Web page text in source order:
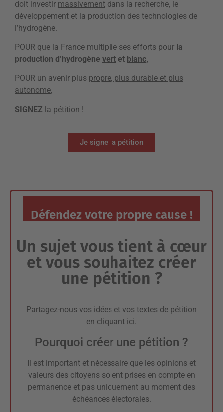
doit investir massivement dans la recherche, le
développement et la production des technologies de
l’hydrogène.
POUR que la France multiplie ses efforts pour la
production d’hydrogène vert et blanc,
POUR un avenir plus propre, plus durable et plus
autonome,
SIGNEZ la pétition !
Je signe la pétition
Défendez votre propre cause !
Un sujet vous tient à cœur
et vous souhaitez créer
une pétition ?
Partagez-nous vos idées et vos textes de pétition
en cliquant ici.
Pourquoi créer une pétition ?
Il est important et nécessaire que les opinions et
valeurs des citoyens soient prises en compte en
permanence et pas uniquement au moment des
échéances électorales.